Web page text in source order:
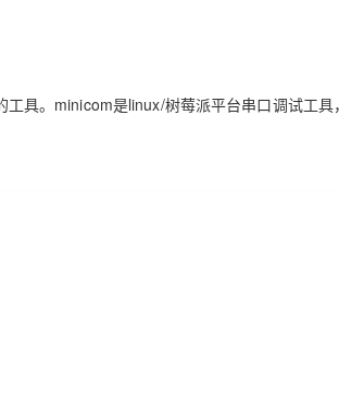
具。minicom是linux/树莓派平台串口调试工具